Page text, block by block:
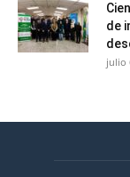
de
julio